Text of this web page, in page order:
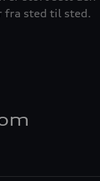
fra sted til sted.